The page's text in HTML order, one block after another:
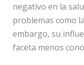
negativo en la
problemas como
embargo, su
faceta menos